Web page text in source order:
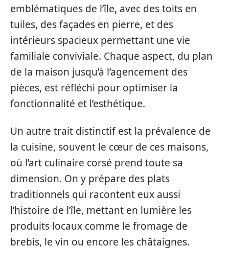
emblématiques de l’île, avec des toits en
tuiles, des façades en pierre, et des
intérieurs spacieux permettant une vie
familiale conviviale. Chaque aspect, du plan
de la maison jusqu’à l’agencement des
pièces, est réfléchi pour optimiser la
fonctionnalité et l’esthétique.
Un autre trait distinctif est la prévalence de
la cuisine, souvent le cœur de ces maisons,
où l’art culinaire corsé prend toute sa
dimension. On y prépare des plats
traditionnels qui racontent eux aussi
l’histoire de l’île, mettant en lumière les
produits locaux comme le fromage de
brebis, le vin ou encore les châtaignes.